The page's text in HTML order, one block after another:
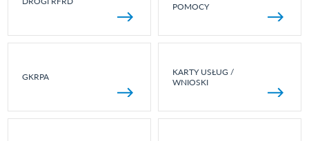
POMOCY
GKRPA
KARTY USŁUG /
WNIOSKI